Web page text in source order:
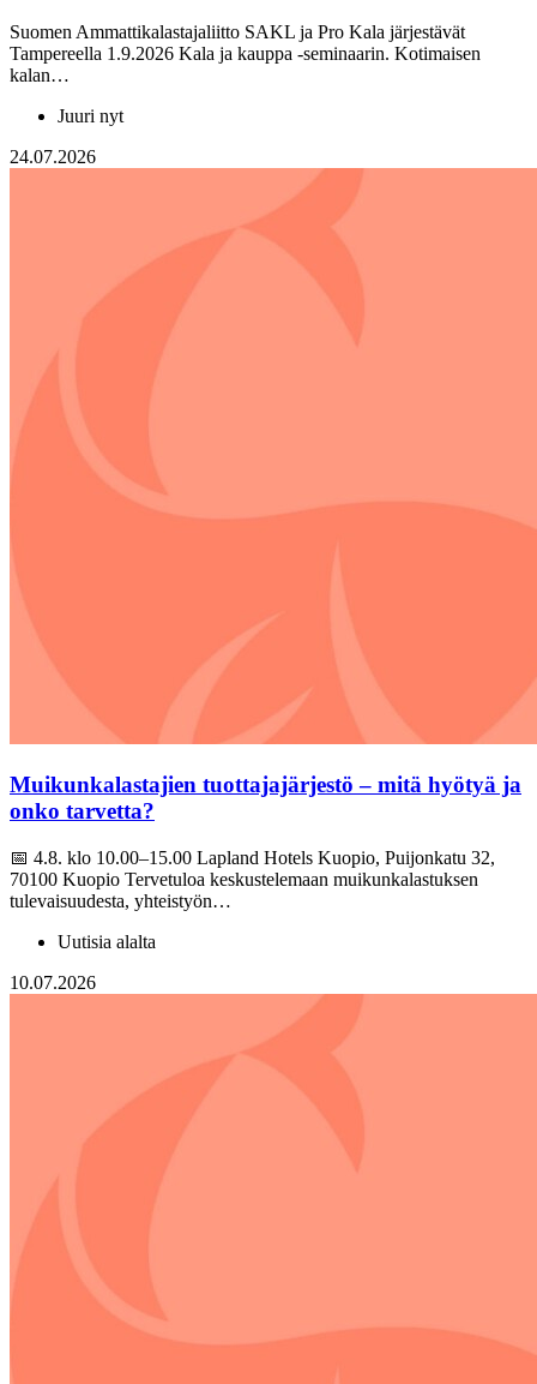
Suomen Ammattikalastajaliitto SAKL ja Pro Kala järjestävät
Tampereella 1.9.2026 Kala ja kauppa -seminaarin. Kotimaisen
kalan…
Juuri nyt
24.07.2026
Muikunkalastajien tuottajajärjestö – mitä hyötyä ja
onko tarvetta?
📅 4.8. klo 10.00–15.00 Lapland Hotels Kuopio, Puijonkatu 32,
70100 Kuopio Tervetuloa keskustelemaan muikunkalastuksen
tulevaisuudesta, yhteistyön…
Uutisia alalta
10.07.2026